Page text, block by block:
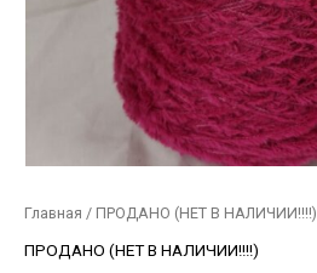
Главная / ПРОДАНО (НЕТ В НАЛИЧИИ!!!!)
ПРОДАНО (НЕТ В НАЛИЧИИ!!!!)